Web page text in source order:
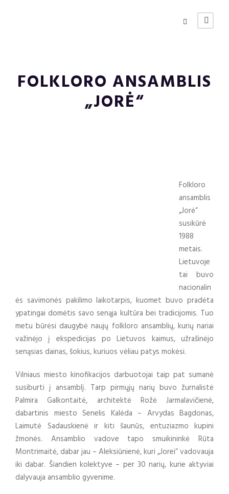
FOLKLORO ANSAMBLIS
„JORĖ“
Folkloro
ansamblis
„Jorė“
susikūrė
1988
metais.
Lietuvoje
tai buvo
nacionalin
ės savimonės pakilimo laikotarpis, kuomet buvo pradėta
ypatingai domėtis savo senąja kultūra bei tradicijomis. Tuo
metu būrėsi daugybė naujų folkloro ansamblių, kurių nariai
važinėjo į ekspedicijas po Lietuvos kaimus, užrašinėjo
senąsias dainas, šokius, kuriuos vėliau patys mokėsi.
Vilniaus miesto kinofikacijos darbuotojai taip pat sumanė
susiburti į ansamblį. Tarp pirmųjų narių buvo žurnalistė
Palmira Galkontaitė, architektė Rožė Jarmalavičienė,
dabartinis miesto Senelis Kalėda – Arvydas Bagdonas,
Laimutė Sadauskienė ir kiti šaunūs, entuziazmo kupini
žmonės. Ansamblio vadove tapo smuikininkė Rūta
Montrimaitė, dabar jau – Aleksiūnienė, kuri „Jorei“ vadovauja
iki dabar. Šiandien kolektyve – per 30 narių, kurie aktyviai
dalyvauja ansamblio gyvenime.